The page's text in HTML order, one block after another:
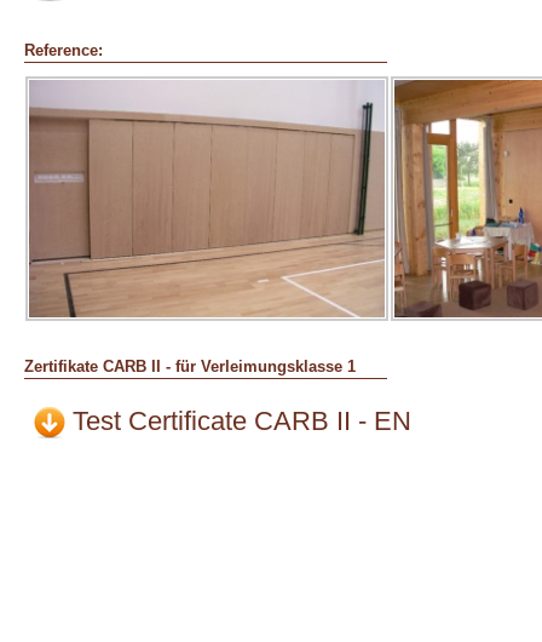
Reference:
Zertifikate CARB II - für Verleimungsklasse 1
Test Certificate CARB II - EN